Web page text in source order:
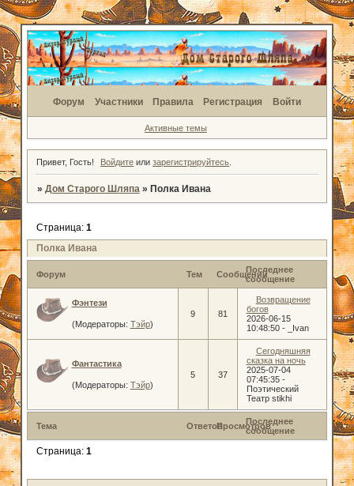
Форум Участники Правила Регистрация Войти
Активные темы
Привет, Гость! Войдите илизарегистрируйтесь
» Дом Старого Шляпа » Полка Ивана
Полка Ивана
Страница: 1
Форум Тем СообщенийПоследнее
сообщение
Фэнтези
(Модераторы: Тэйр)
9 81
Возвращение
богов
2026-06-15
10:48:50- _Ivan
Фантастика
(Модераторы: Тэйр)
5 37
Сегодняшняя
сказка на ночь
2025-07-04
07:45:35-
Поэтический
Театр stikhi
Тема ОтветовПросмотровПоследнее
сообщение
Страница: 1